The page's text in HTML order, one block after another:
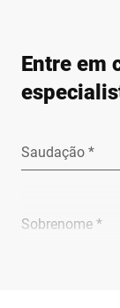
Entre em
Saudação *
Sobrenome *